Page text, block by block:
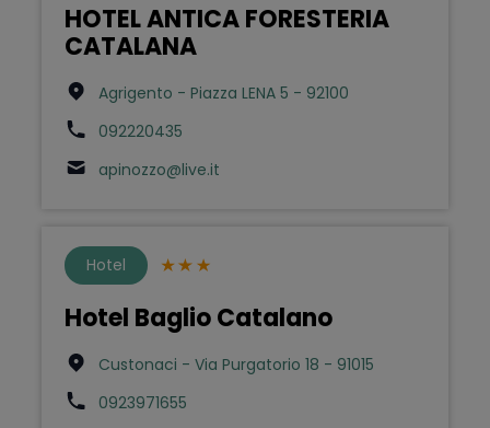
HOTEL ANTICA FORESTERIA
CATALANA
Agrigento - Piazza LENA 5 - 92100
092220435
apinozzo@live.it
Hotel
Hotel Baglio Catalano
Custonaci - Via Purgatorio 18 - 91015
0923971655